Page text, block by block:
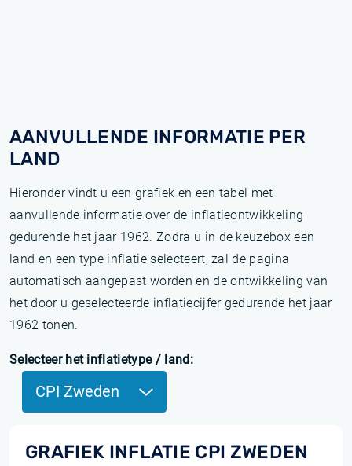
AANVULLENDE INFORMATIE PER
LAND
Hieronder vindt u een grafiek en een tabel met
aanvullende informatie over de inflatieontwikkeling
gedurende het jaar 1962. Zodra u in de keuzebox een
land en een type inflatie selecteert, zal de pagina
automatisch aangepast worden en de ontwikkeling van
het door u geselecteerde inflatiecijfer gedurende het jaar
1962 tonen.
Selecteer het inflatietype / land:
CPI Zweden
GRAFIEK INFLATIE CPI ZWEDEN